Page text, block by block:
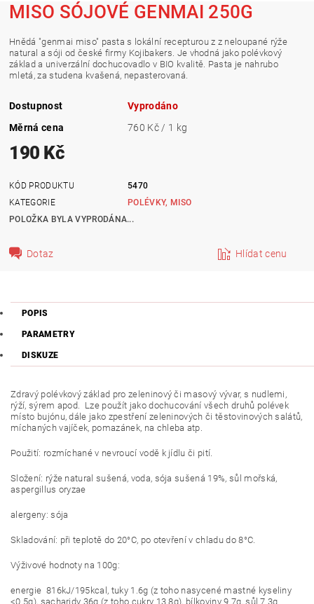
MISO SÓJOVÉ GENMAI 250G
Hnědá "genmai miso" pasta s lokální recepturou z z neloupané rýže
natural a sóji od české firmy Kojibakers. Je vhodná jako polévkový
základ a univerzální dochucovadlo v BIO kvalitě. Pasta je nahrubo
mletá, za studena kvašená, nepasterovaná.
Dostupnost
Vyprodáno
Měrná cena
760 Kč / 1 kg
190 Kč
KÓD PRODUKTU
5470
KATEGORIE
POLÉVKY, MISO
POLOŽKA BYLA VYPRODÁNA...
Dotaz Hlídat cenu
POPIS
PARAMETRY
DISKUZE
Zdravý polévkovýzáklad pro zeleninový či masový vývar, s nudlemi,
rýží, sýrem apod. Lze použít jako dochucování všech druhů polévek
místo bujónu, dále jako zpestření zeleninových či těstovinových salátů,
míchaných vajíček, pomazánek, na chleba atp.
Použití: rozmíchané v nevroucí vodě k jídlu či pití.
Složení: rýže natural sušená, voda, sója sušená 19%, sůl mořská,
aspergillus oryzae
alergeny: sója
Skladování: při teplotě do 20°C, po otevření v chladu do 8°C.
Výživové hodnoty na 100g:
energie 816kJ/195kcal, tuky 1.6g (z toho nasycené mastné kyseliny
<0.5g), sacharidy 36g (z toho cukry 13.8g), bílkoviny 9.7g, sůl 7.3g